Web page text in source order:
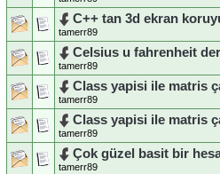
C++ tan 3d ekran
tamerr89
Celsius u fahrenheit
tamerr89
Class yapisi ile matris
tamerr89
Class yapisi ile matris
tamerr89
Çok güzel basit bir
tamerr89